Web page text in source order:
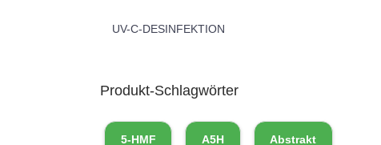
UV-C-DESINFEKTION
Produkt-Schlagwörter
5-HMF A5H Abstrakt